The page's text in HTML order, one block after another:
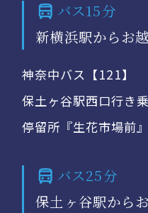
バス15分
新横浜駅からお
神奈中バス【121】
保土ヶ谷駅西口行き
停留所『生花市場前
バス25分
保土ヶ谷駅から